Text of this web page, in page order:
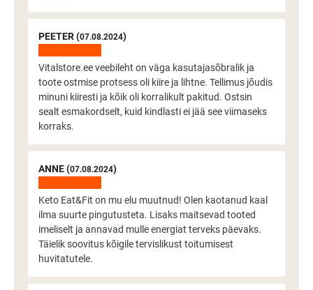
PEETER (07.08.2024)
Vitalstore.ee veebileht on väga kasutajasõbralik ja
toote ostmise protsess oli kiire ja lihtne. Tellimus jõudis
minuni kiiresti ja kõik oli korralikult pakitud. Ostsin
sealt esmakordselt, kuid kindlasti ei jää see viimaseks
korraks.
ANNE (07.08.2024)
Keto Eat&Fit on mu elu muutnud! Olen kaotanud kaal
ilma suurte pingutusteta. Lisaks maitsevad tooted
imeliselt ja annavad mulle energiat terveks päevaks.
Täielik soovitus kõigile tervislikust toitumisest
huvitatutele.